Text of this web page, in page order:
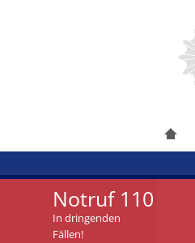
Notruf 110
In dringenden
Fällen!